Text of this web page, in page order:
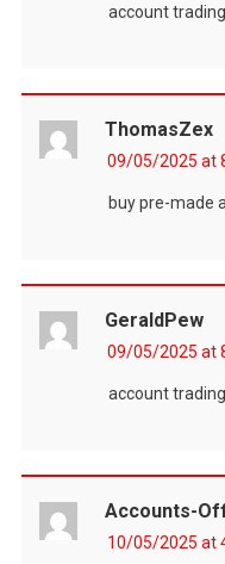
account
ThomasZex
09/05/2025 at
buy pre-made
GeraldPew
09/05/2025 at
account
Accounts-
10/05/2025 at